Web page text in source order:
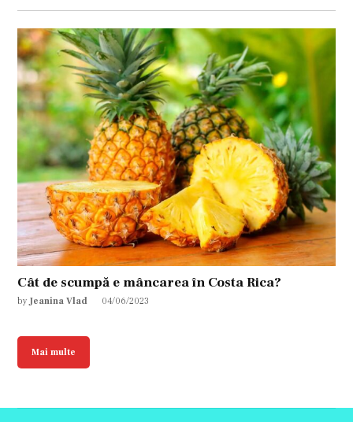
Cât de scumpă e mâncarea în Costa Rica?
by Jeanina Vlad 04/06/2023
Mai multe